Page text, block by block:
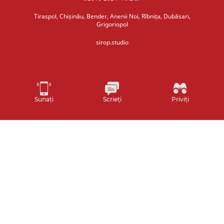
Sunați Scrieți Priviți
Tiraspol, Chișinău, Bender, Anenii Noi, Rîbnița, Dubăsari,
Grigoriopol
sirop.studio